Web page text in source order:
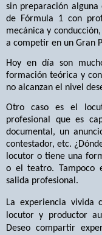
sin preparación
de Fórmula 1 con
mecánica y
a competir en un Gran
Hoy en día son
formación teórica y
no alcanzan el nivel
Otro caso es el
profesional que es
documental, un
contestador, etc.
locutor o tiene una
o el teatro. Tampoco
salida profesional.
La experiencia vivida
locutor y productor
Deseo compartir